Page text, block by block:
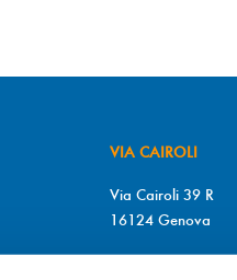
VIA CAIROLI
Via Cairoli 39 R
16124 Genova